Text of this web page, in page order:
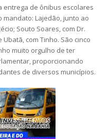
entrega de ônibus escolares
Lajedão, junto ao
Souto Soares, com Dr.
Ubatã, com Tinho. São cinco
muito orgulho de ter
proporcionando
de diversos municípios.